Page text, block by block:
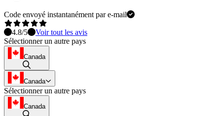
Code envoyé instantanément par e-mail
4.8/5
Voir tout les avis
Sélectionner un autre pays
Canada
Canada
Sélectionner un autre pays
Canada